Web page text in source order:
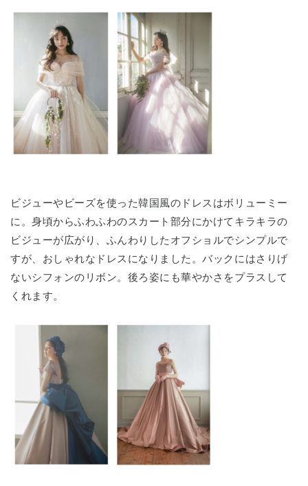
ビジューやビーズを使った韓国風のドレスはボリューミー
に。身頃からふわふわのスカート部分にかけてキラキラの
ビジューが広がり、ふんわりしたオフショルでシンプルで
すが、おしゃれなドレスになりました。バックにはさりげ
ないシフォンのリボン。後ろ姿にも華やかさをプラスして
くれます。